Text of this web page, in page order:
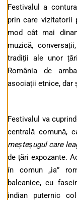
Festivalul a
prin care vizitatorii
mod cât mai
muzică,
tradiții ale unor
România de
asociații etnice, dar
Festivalul va
centrală comună,
meșteșugul care
de țări expozante.
în comun „ia”
balcanice, cu
indian puternic